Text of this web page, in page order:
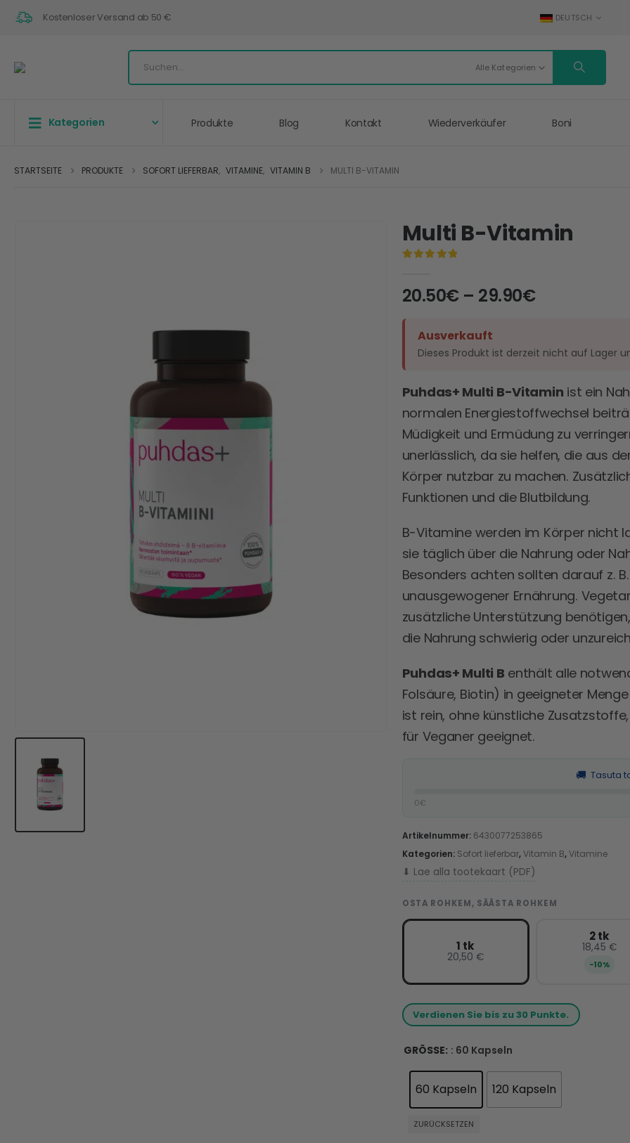
Kostenloser Versand ab 50 € DEUTSCH
Alle Kategorien
Kategorien Produkte Blog Kontakt Wiederverkäufer Boni
STARTSEITE PRODUKTE SOFORT LIEFERBAR, VITAMINE, VITAMIN B MULTI B-VITAMIN
Multi B-Vitamin
20.50€ – 29.90€
Ausverkauft
Dieses Produkt ist derzeit nicht auf Lager
Puhdas+ Multi B-Vitamin ist ein
normalen Energiestoffwechsel
Müdigkeit und Ermüdung zu
unerlässlich, da sie helfen, die aus
Körper nutzbar zu machen.
Funktionen und die Blutbildung.
B-Vitamine werden im Körper nicht
sie täglich über die Nahrung oder
Besonders achten sollten darauf z.
unausgewogener Ernährung.
zusätzliche Unterstützung
die Nahrung schwierig oder
Puhdas+ Multi B enthält alle
Folsäure, Biotin) in geeigneter
ist rein, ohne künstliche
für Veganer geeignet.
🚚 Tasuta
0€
Artikelnummer: 6430077253865
Kategorien: Sofort lieferbar,Vitamin B,Vitamine
⬇ Lae alla tootekaart (PDF)
OSTA ROHKEM, SÄÄSTA ROHKEM
1 tk
20,50 €
2 tk
18,45 €
−10%
Verdienen Sie bis zu 30 Punkte.
GRÖSSE : 60 Kapseln
60 Kapseln 120 Kapseln
ZURÜCKSETZEN